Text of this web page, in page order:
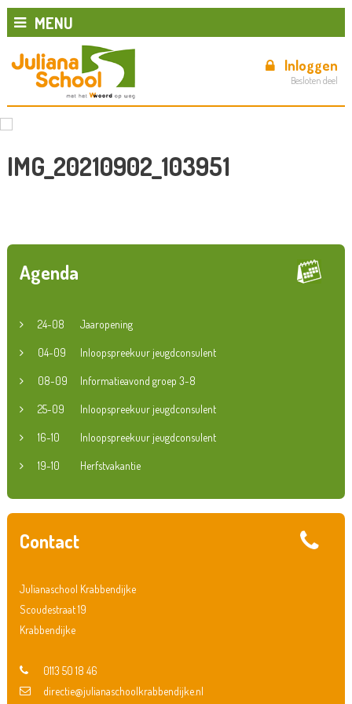
MENU
Inloggen
Besloten deel
IMG_20210902_103951
Agenda
24-08 Jaaropening
04-09 Inloopspreekuur jeugdconsulent
08-09 Informatieavond groep 3-8
25-09 Inloopspreekuur jeugdconsulent
16-10 Inloopspreekuur jeugdconsulent
19-10 Herfstvakantie
Contact
Julianaschool Krabbendijke
Scoudestraat 19
Krabbendijke
0113 50 18 46
directie@julianaschoolkrabbendijke.nl